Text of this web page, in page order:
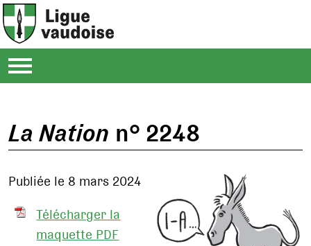
La Nation n° 2248
Publiée le 8 mars 2024
Télécharger la
maquette PDF